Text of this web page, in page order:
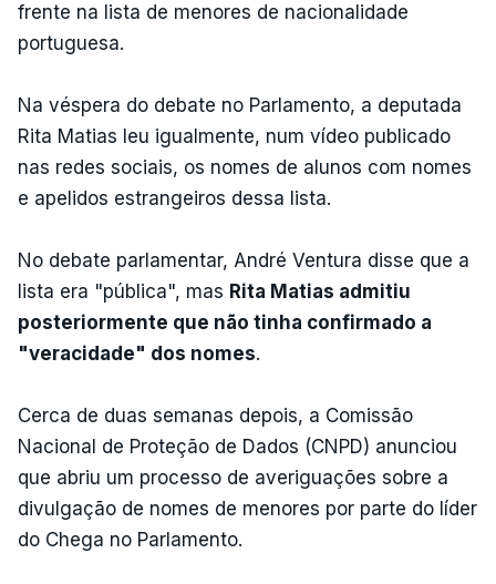
frente na lista de menores de nacionalidade
portuguesa.
Na véspera do debate no Parlamento, a deputada
Rita Matias leu igualmente, num vídeo publicado
nas redes sociais, os nomes de alunos com nomes
e apelidos estrangeiros dessa lista.
No debate parlamentar, André Ventura disse que a
lista era "pública", mas Rita Matias admitiu
posteriormente que não tinha confirmado a
"veracidade" dos nomes.
Cerca de duas semanas depois, a Comissão
Nacional de Proteção de Dados (CNPD) anunciou
que abriu um processo de averiguações sobre a
divulgação de nomes de menores por parte do líder
do Chega no Parlamento.